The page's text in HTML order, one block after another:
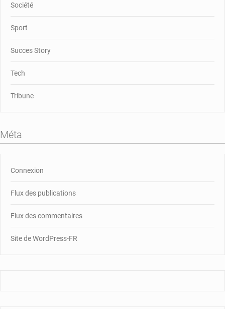
Société
Sport
Succes Story
Tech
Tribune
Méta
Connexion
Flux des publications
Flux des commentaires
Site de WordPress-FR